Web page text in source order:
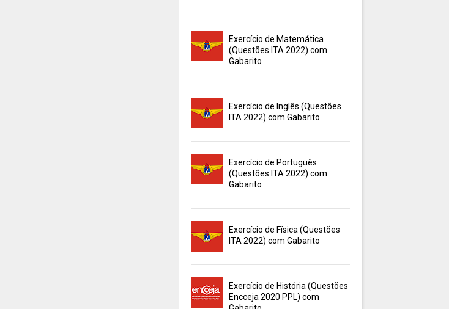
Exercício de Matemática
(Questões ITA 2022) com
Gabarito
Exercício de Inglês (Questões
ITA 2022) com Gabarito
Exercício de Português
(Questões ITA 2022) com
Gabarito
Exercício de Física (Questões
ITA 2022) com Gabarito
Exercício de História (Questões
Encceja 2020 PPL) com